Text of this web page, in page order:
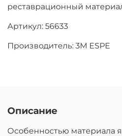
реставрационный
Артикул: 56633
Производитель: 3M ESPE
Описание
Особенностью материала